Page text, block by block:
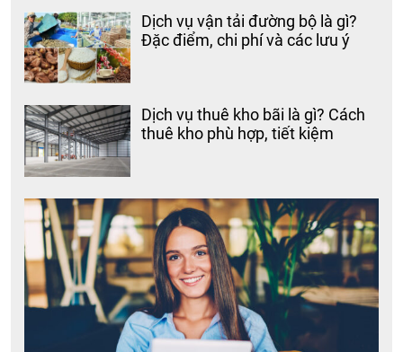
Dịch vụ vận tải đường bộ là gì?
Đặc điểm, chi phí và các lưu ý
Dịch vụ thuê kho bãi là gì? Cách
thuê kho phù hợp, tiết kiệm